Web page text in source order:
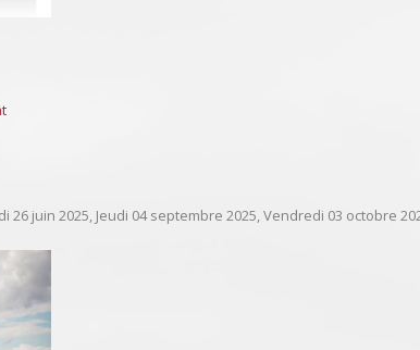
26 juin 2025, Jeudi 04 septembre 2025, Vendredi 03 octobre